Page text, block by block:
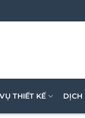
THIẾT KẾ DỊCH